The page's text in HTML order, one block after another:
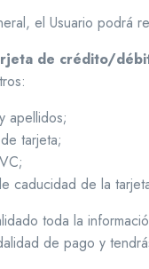
el Usuario podrá
de crédito/
apellidos;
tarjeta;
caducidad de la
toda la
de pago y